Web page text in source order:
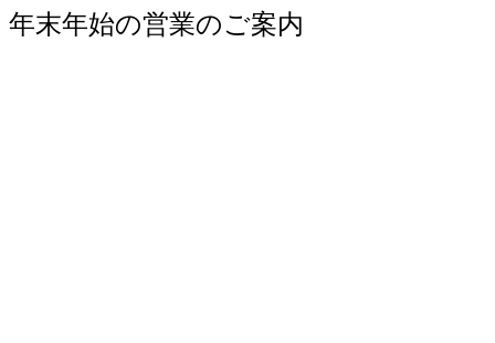
年末年始の営業のご案内